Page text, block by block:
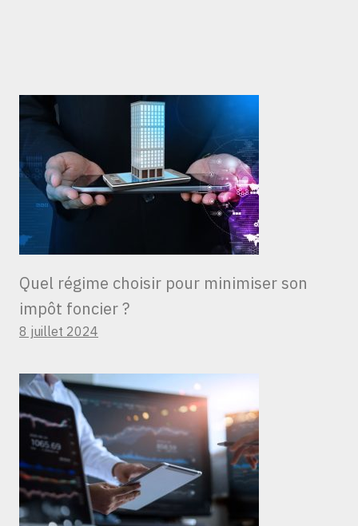
Quel régime choisir pour minimiser son
impôt foncier ?
8 juillet 2024